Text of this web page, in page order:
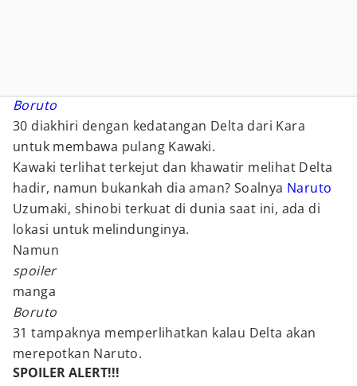
Boruto
30 diakhiri dengan kedatangan Delta dari Kara
untuk membawa pulang Kawaki.
Kawaki terlihat terkejut dan khawatir melihat Delta
hadir, namun bukankah dia aman? Soalnya Naruto
Uzumaki, shinobi terkuat di dunia saat ini, ada di
lokasi untuk melindunginya.
Namun
spoiler
manga
Boruto
31 tampaknya memperlihatkan kalau Delta akan
merepotkan Naruto.
SPOILER ALERT!!!